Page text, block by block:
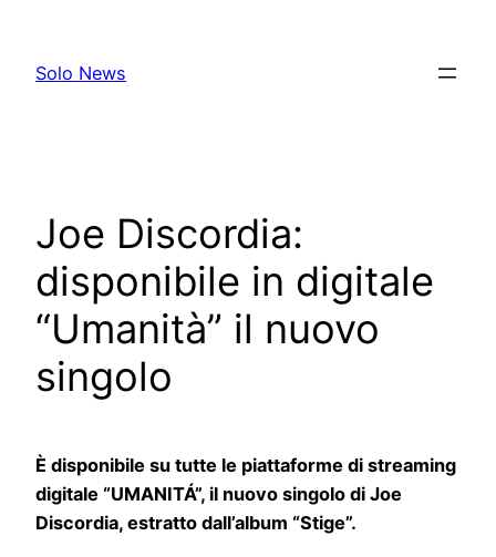
content
Solo News
Joe Discordia:
disponibile in digitale
“Umanità” il nuovo
singolo
È disponibile su tutte le piattaforme di streaming
digitale “UMANITÁ”, il nuovo singolo di Joe
Discordia, estratto dall’album “Stige”.